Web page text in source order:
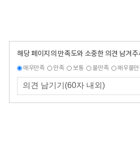
해당 페이지의 만족도와 소중한 의견 남겨주
매우만족 만족 보통 불만족 매우불